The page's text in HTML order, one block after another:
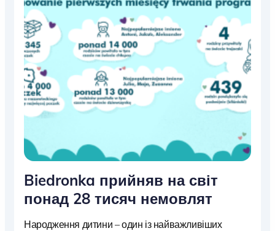
Biedronka прийняв на світ
понад 28 тисяч немовлят
Народження дитини – один із найважливіших